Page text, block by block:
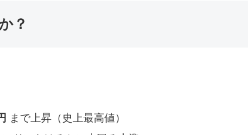
？
まで上昇（史上最高値）